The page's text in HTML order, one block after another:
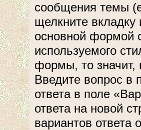
сообщения темы
щелкните
основной формой
используемого
формы, то значит,
Введите вопрос в
ответа в поле
ответа на новой
вариантов ответа